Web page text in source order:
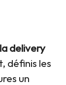
delivery
définis les
un